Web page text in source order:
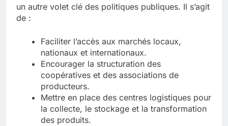
un autre volet clé des politiques publiques. Il s’agit
de :
Faciliter l’accès aux marchés locaux,
nationaux et internationaux.
Encourager la structuration des
coopératives et des associations de
producteurs.
Mettre en place des centres logistiques pour
la collecte, le stockage et la transformation
des produits.